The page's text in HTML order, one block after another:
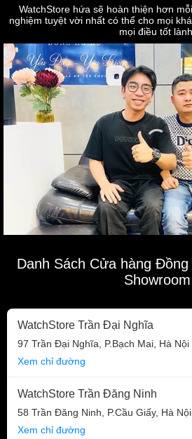
WatchStore hứa sẽ hoàn thiện hơn
nghiệm tuyệt vời nhất có thể cho mọi
mọi điều tốt
Danh Sách Cửa hàng
Showroom
WatchStore Trần Đại Nghĩa
97 Trần Đại Nghĩa, P.Bạch Mai, Hà Nội
Xem chỉ đường
WatchStore Trần Đăng Ninh
58 Trần Đăng Ninh, P.Cầu Giấy, Hà Nội
Xem chỉ đường